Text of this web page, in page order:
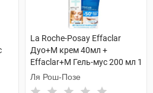
La Roche-Posay Effaclar
Дуо+М крем 40мл +
Effaclar+М Гель-мус 200 мл 1
набір
Ля Рош-Позе